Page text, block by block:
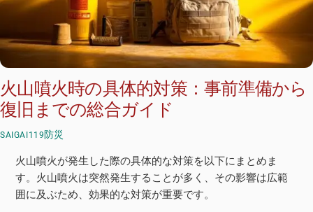
火山噴火時の具体的対策：事前準備から
復旧までの総合ガイド
SAIGAI119防災
火山噴火が発生した際の具体的な対策を以下にまとめま
す。火山噴火は突然発生することが多く、その影響は広範
囲に及ぶため、効果的な対策が重要です。